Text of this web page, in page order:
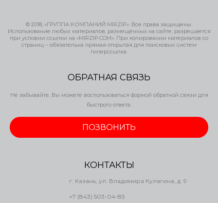
© 2018, «ГРУППА КОМПАНИЙ MIRZIP». Все права защищены.
Использование любых материалов, размещённых на сайте, разрешается
при условии ссылки на «MIRZIP.COM». При копировании материалов со
страниц – обязательна прямая открытая для поисковых систем
гиперссылка.
ОБРАТНАЯ СВЯЗЬ
Не забывайте, Вы можете воспользоваться формой обратной связи для
быстрого ответа.
ПОЗВОНИТЬ
КОНТАКТЫ
г. Казань, ул. Владимира Кулагина, д. 9
+7 (843) 503-04-85